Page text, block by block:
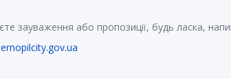
зауваження або пропозиції, будь ласка,